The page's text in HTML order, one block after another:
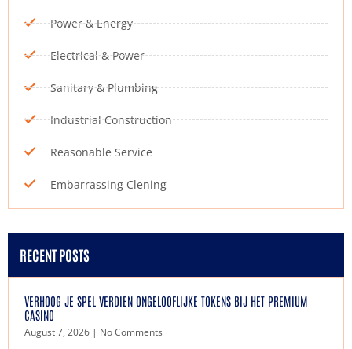
Power & Energy
Electrical & Power
Sanitary & Plumbing
Industrial Construction
Reasonable Service
Embarrassing Clening
RECENT POSTS
VERHOOG JE SPEL VERDIEN ONGELOOFLIJKE TOKENS BIJ HET PREMIUM
CASINO
August 7, 2026 No Comments